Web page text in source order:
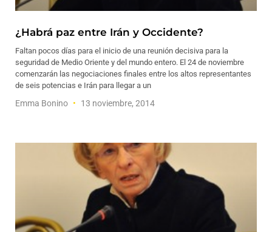
¿Habrá paz entre Irán y Occidente?
Faltan pocos días para el inicio de una reunión decisiva para la
seguridad de Medio Oriente y del mundo entero. El 24 de noviembre
comenzarán las negociaciones finales entre los altos representantes
de seis potencias e Irán para llegar a un
Emma Bonino 13 noviembre, 2014